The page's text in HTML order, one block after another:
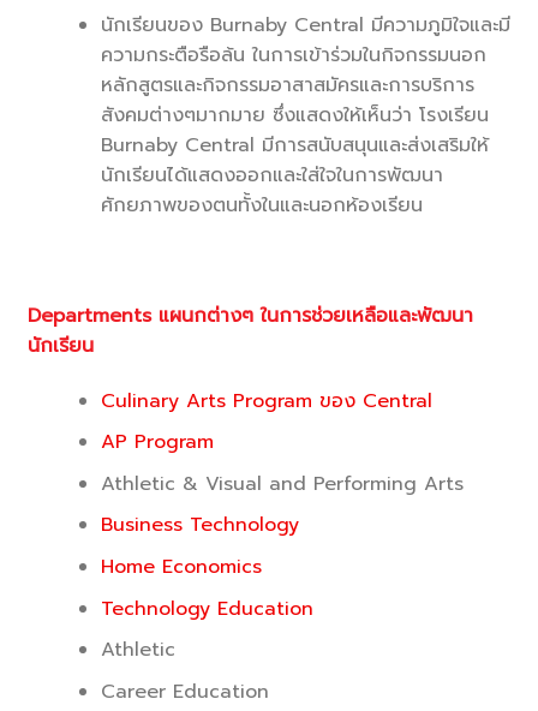
นักเรียนของ Burnaby Central มีความภูมิใจและมี
ความกระตือรือล้น ในการเข้าร่วมในกิจกรรมนอก
หลักสูตรและกิจกรรมอาสาสมัครและการบริการ
สังคมต่างๆมากมาย ซึ่งแสดงให้เห็นว่า โรงเรียน
Burnaby Central มีการสนับสนุนและส่งเสริมให้
นักเรียนได้แสดงออกและใส่ใจในการพัฒนา
ศักยภาพของตนทั้งในและนอกห้องเรียน
Departments แผนกต่างๆ ในการช่วยเหลือและพัฒนา
นักเรียน
Culinary Arts Program ของ Central
AP Program
Athletic & Visual and Performing Arts
Business Technology
Home Economics
Technology Education
Athletic
Career Education